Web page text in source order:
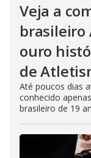
Veja a
brasileiro
ouro
de
Até poucos dias
conhecido
brasileiro de 19